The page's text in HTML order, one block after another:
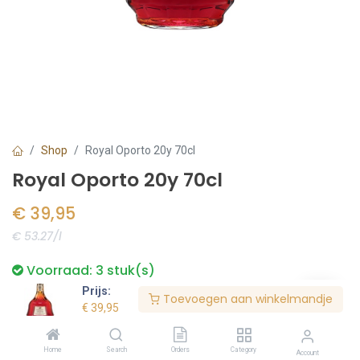
Prijs:
€ 39,95
Toevoegen aan winkelmandje
Home Search Orders Category Account
Shop Royal Oporto 20y 70cl
Royal Oporto 20y 70cl
€ 39,95
€ 53.27/l
Voorraad: 3 stuk(s)
Bestel nu